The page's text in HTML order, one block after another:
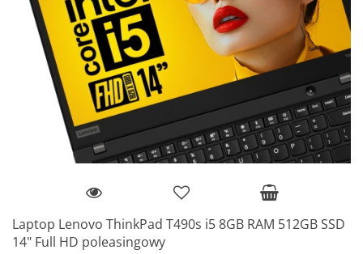
Laptop Lenovo ThinkPad T490s i5 8GB RAM 512GB SSD
14" Full HD poleasingowy